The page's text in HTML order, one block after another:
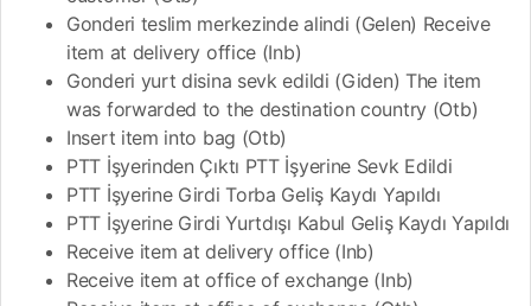
Gonderi teslim merkezinde alindi (Gelen) Receive
item at delivery office (Inb)
Gonderi yurt disina sevk edildi (Giden) The item
was forwarded to the destination country (Otb)
Insert item into bag (Otb)
PTT İşyerinden Çıktı PTT İşyerine Sevk Edildi
PTT İşyerine Girdi Torba Geliş Kaydı Yapıldı
PTT İşyerine Girdi Yurtdışı Kabul Geliş Kaydı Yapıldı
Receive item at delivery office (Inb)
Receive item at office of exchange (Inb)